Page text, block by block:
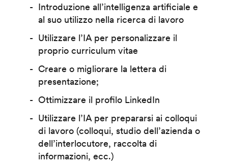
Introduzione all’intelligenza artificiale e
al suo utilizzo nella ricerca di lavoro
Utilizzare l’IA per personalizzare il
proprio curriculum vitae
Creare o migliorare la lettera di
presentazione;
Ottimizzare il profilo LinkedIn
Utilizzare l’IA per prepararsi ai colloqui
di lavoro (colloqui, studio dell’azienda o
dell’interlocutore, raccolta di
informazioni, ecc.)